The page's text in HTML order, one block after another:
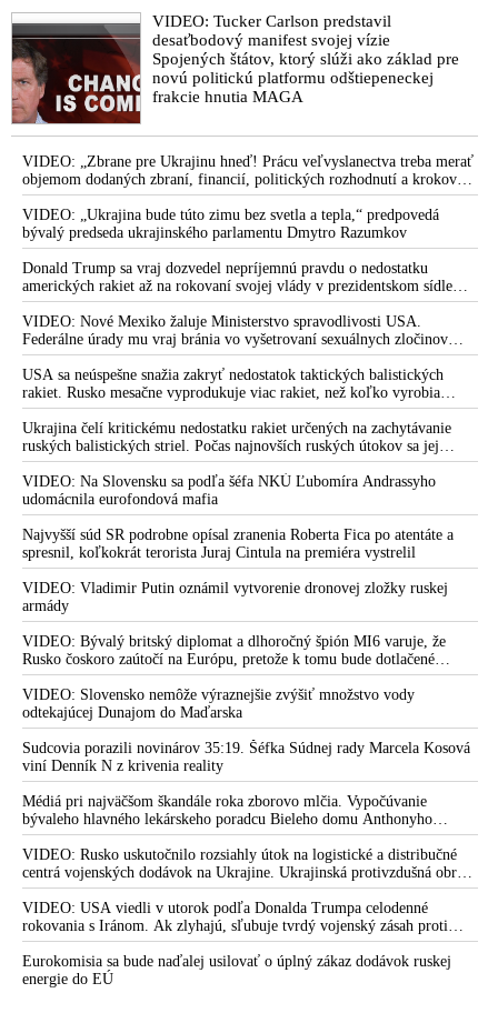
VIDEO: Tucker Carlson predstavil
desaťbodový manifest svojej vízie
Spojených štátov, ktorý slúži ako základ pre
novú politickú platformu odštiepeneckej
frakcie hnutia MAGA
VIDEO: „Zbrane pre Ukrajinu hneď! Prácu veľvyslanectva treba merať
objemom dodaných zbraní, financií, politických rozhodnutí a krokov
tlaku na nepriateľa,“ povedal Volodymyr Zelenskyj zhromaždeným
ukrajinským diplomatom v Kyjeve. Donald Trump mu potom odkázal,
že USA Ukrajine nedodajú protiraketové systémy Patriot
VIDEO: „Ukrajina bude túto zimu bez svetla a tepla,“ predpovedá
bývalý predseda ukrajinského parlamentu Dmytro Razumkov
Donald Trump sa vraj dozvedel nepríjemnú pravdu o nedostatku
amerických rakiet až na rokovaní svojej vlády v prezidentskom sídle
Camp David v Marylande, a preto musel odložiť plánované útoky na
Irán. Prezident USA sa pre to údajne pohádal so šéfom Pentagónu, lebo
bol presvedčený o opaku
VIDEO: Nové Mexiko žaluje Ministerstvo spravodlivosti USA.
Federálne úrady mu vraj bránia vo vyšetrovaní sexuálnych zločinov
organizátora pedofilnej siete Jeffreyho Epsteina. Ten mal nariadiť, aby
dve dievčatá zo zahraničia, ktoré boli uškrtené počas drsného
fetišistického sexu, pochovali v blízkosti jeho ranča v tomto americkom
štáte
USA sa neúspešne snažia zakryť nedostatok taktických balistických
rakiet. Rusko mesačne vyprodukuje viac rakiet, než koľko vyrobia
všetci producenti systémov Patriot dohromady
Ukrajina čelí kritickému nedostatku rakiet určených na zachytávanie
ruských balistických striel. Počas najnovších ruských útokov sa jej
nepodarilo zostreliť ani jednu. Volodymyr Zelenskyj sa v zúfalstve snaží
prostredníctvom NATO zabezpečiť ich dodávky
VIDEO: Na Slovensku sa podľa šéfa NKÚ Ľubomíra Andrassyho
udomácnila eurofondová mafia
Najvyšší súd SR podrobne opísal zranenia Roberta Fica po atentáte a
spresnil, koľkokrát terorista Juraj Cintula na premiéra vystrelil
VIDEO: Vladimir Putin oznámil vytvorenie dronovej zložky ruskej
armády
VIDEO: Bývalý britský diplomat a dlhoročný špión MI6 varuje, že
Rusko čoskoro zaútočí na Európu, pretože k tomu bude dotlačené
rovnako, ako bolo dotlačené k invázii na Ukrajinu v roku 2022.
Zelenskyj medzitým v Kyjeve naliehal na zhromaždených diplomatov,
aby vo svete zháňali energie pre Ukrajinu na zimu. Putin vraj bude
mobilizovať a vojna sa do zimy pravdepodobne neskončí
VIDEO: Slovensko nemôže výraznejšie zvýšiť množstvo vody
odtekajúcej Dunajom do Maďarska
Sudcovia porazili novinárov 35:19. Šéfka Súdnej rady Marcela Kosová
viní Denník N z krivenia reality
Médiá pri najväčšom škandále roka zborovo mlčia. Vypočúvanie
bývaleho hlavného lekárskeho poradcu Bieleho domu Anthonyho
Fauciho pred výborom amerického Senátu väčšina médií ignorovala
VIDEO: Rusko uskutočnilo rozsiahly útok na logistické a distribučné
centrá vojenských dodávok na Ukrajine. Ukrajinská protivzdušná obrana
nedokázala počas ničivého nočného útoku na Kyjev a jeho okolie
zachytiť ani jednu ruskú raketu
VIDEO: USA viedli v utorok podľa Donalda Trumpa celodenné
rokovania s Iránom. Ak zlyhajú, sľubuje tvrdý vojenský zásah proti
Teheránu
Eurokomisia sa bude naďalej usilovať o úplný zákaz dodávok ruskej
energie do EÚ